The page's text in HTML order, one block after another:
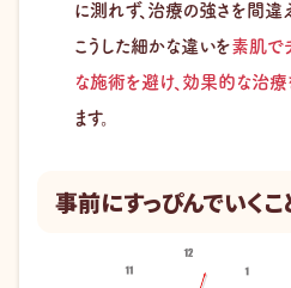
に測れず、治療の強さを間違
こうした細かな違いを素肌で
な施術を避け、効果的な治
ます。
事前にすっぴんでいくこ